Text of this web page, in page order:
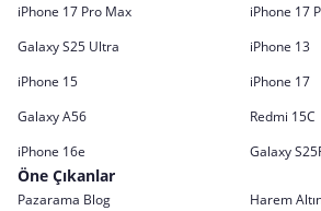
iPhone 17 Pro Max
iPhone 17
Galaxy S25 Ultra
iPhone 13
iPhone 15
iPhone 17
Galaxy A56
Redmi 15C
iPhone 16e
Galaxy
Öne Çıkanlar
Pazarama Blog
Harem